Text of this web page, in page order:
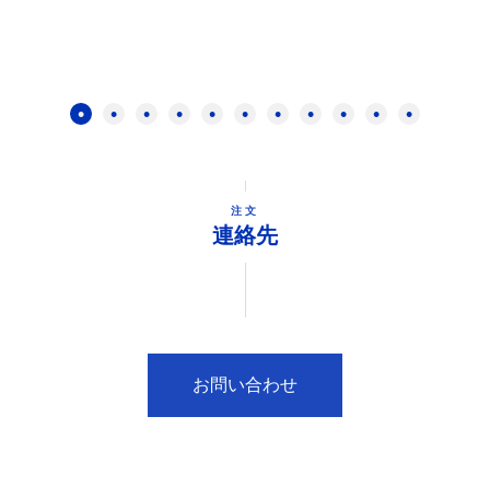
注文
連絡先
お問い合わせ